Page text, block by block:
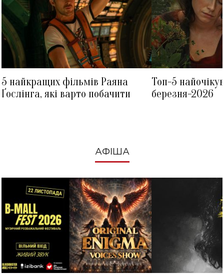
5 найкращих фільмів Раяна
Ґослінга, які варто побачити
Топ-5
березня-2026
АФІША